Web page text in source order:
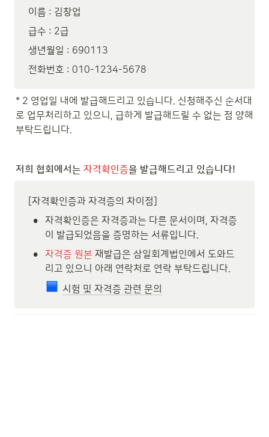
이름 : 김창업
급수 : 2급
생년월일 : 690113
전화번호 : 010-1234-5678
* 2 영업일 내에 발급해드리고 있습니다. 신청해주신 순서대
로 업무처리하고 있으니, 급하게 발급해드릴 수 없는 점 양해
부탁드립니다.
저희 협회에서는 자격확인증을 발급해드리고 있습니다!
[자격확인증과 자격증의 차이점]
•
자격확인증은 자격증과는 다른 문서이며, 자격증
이 발급되었음을 증명하는 서류입니다.
• 자격증 원본 재발급은 삼일회계법인에서 도와드
리고 있으니 아래 연락처로 연락 부탁드립니다.
시험 및 자격증 관련 문의